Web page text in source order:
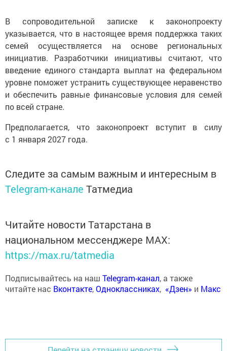
В сопроводительной записке к законопроекту
указывается, что в настоящее время поддержка таких
семей осуществляется на основе региональных
инициатив. Разработчики инициативы считают, что
введение единого стандарта выплат на федеральном
уровне поможет устранить существующее неравенство
и обеспечить равные финансовые условия для семей
по всей стране.
Предполагается, что законопроект вступит в силу
с 1 января 2027 года.
Следите за самым важным и интересным в
Telegram-канале Татмедиа
Читайте новости Татарстана в
национальном мессенджере MАХ:
https://max.ru/tatmedia
Подписывайтесь на наш Telegram-канал, а также
читайте нас Вконтакте,Одноклассниках, «Дзен» и Макс